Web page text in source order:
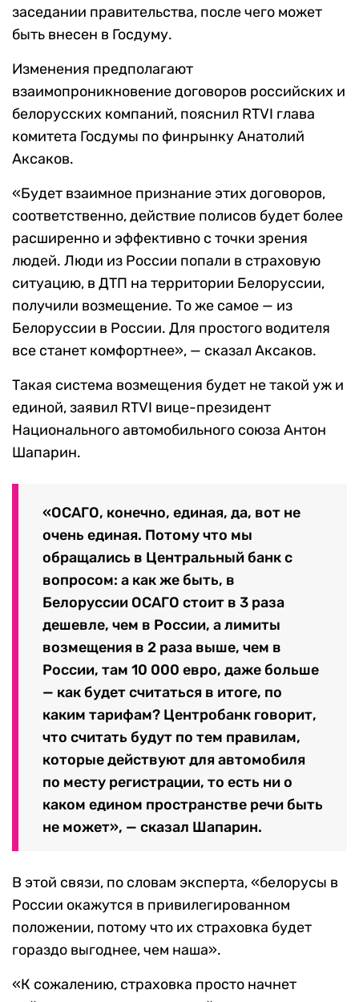
заседании правительства, после чего может
быть внесен в Госдуму.
Изменения предполагают
взаимопроникновение договоров российских и
белорусских компаний, пояснил RTVI глава
комитета Госдумы по финрынку Анатолий
Аксаков.
«Будет взаимное признание этих договоров,
соответственно, действие полисов будет более
расширенно и эффективно с точки зрения
людей. Люди из России попали в страховую
ситуацию, в ДТП на территории Белоруссии,
получили возмещение. То же самое — из
Белоруссии в России. Для простого водителя
все станет комфортнее», — сказал Аксаков.
Такая система возмещения будет не такой уж и
единой, заявил RTVI вице-президент
Национального автомобильного союза Антон
Шапарин.
«ОСАГО, конечно, единая, да, вот не
очень единая. Потому что мы
обращались в Центральный банк с
вопросом: а как же быть, в
Белоруссии ОСАГО стоит в 3 раза
дешевле, чем в России, а лимиты
возмещения в 2 раза выше, чем в
России, там 10 000 евро, даже больше
— как будет считаться в итоге, по
каким тарифам? Центробанк говорит,
что считать будут по тем правилам,
которые действуют для автомобиля
по месту регистрации, то есть ни о
каком едином пространстве речи быть
не может», — сказал Шапарин.
В этой связи, по словам эксперта, «белорусы в
России окажутся в привилегированном
положении, потому что их страховка будет
гораздо выгоднее, чем наша».
«К сожалению, страховка просто начнет